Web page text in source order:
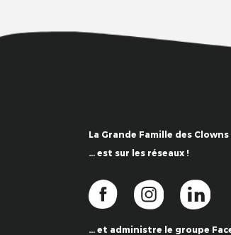
La Grande Famille des Clowns
… est sur les réseaux !
… et administre le groupe